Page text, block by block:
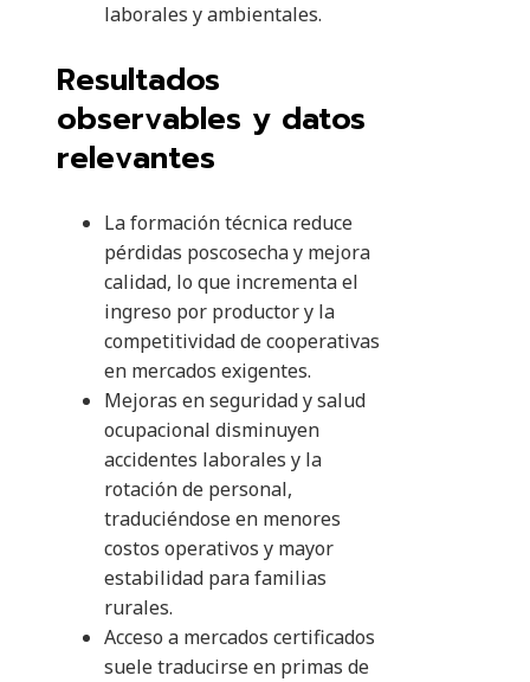
laborales y ambientales.
Resultados
observables y datos
relevantes
La formación técnica reduce
pérdidas poscosecha y mejora
calidad, lo que incrementa el
ingreso por productor y la
competitividad de cooperativas
en mercados exigentes.
Mejoras en seguridad y salud
ocupacional disminuyen
accidentes laborales y la
rotación de personal,
traduciéndose en menores
costos operativos y mayor
estabilidad para familias
rurales.
Acceso a mercados certificados
suele traducirse en primas de